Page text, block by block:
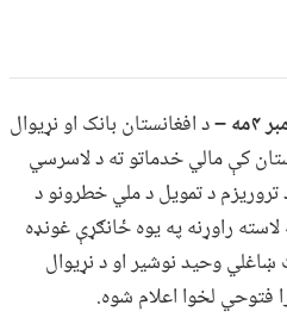
د افغانستان بانک او نړیوال
کې مالي خدماتو ته د لاسرسي
تروریزم د تمویل د ملي خطرونو د
راوړنه په یوه ځانګړې غونډه
وحید نوشیر او د نړیوال
فتوحي لخوا اعلام شوه.